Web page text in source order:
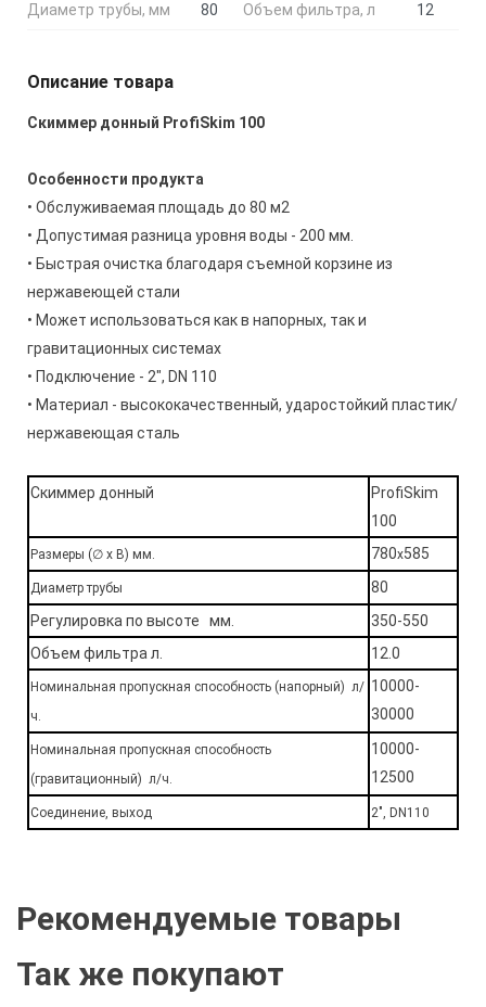
Диаметр трубы, мм 80 Объем фильтра, л 12
Описание товара
Скиммер донный ProfiSkim 100
Особенности продукта
• Обслуживаемая площадь до 80 м2
• Допустимая разница уровня воды - 200 мм.
• Быстрая очистка благодаря съемной корзине из
нержавеющей стали
• Может использоваться как в напорных, так и
гравитационных системах
• Подключение - 2", DN 110
• Материал - высококачественный, ударостойкий пластик/
нержавеющая сталь
Скиммер донный
ProfiSkim
100
Размеры (∅ х В) мм. 780х585
Диаметр трубы
80
Регулировка по высоте мм.
350-550
Объем фильтра л.
12.0
Номинальная пропускная способность (напорный) л/
ч.
10000-
30000
Номинальная пропускная способность
(гравитационный) л/ч.
10000-
12500
Соединение, выход 2", DN110
Рекомендуемые товары
Так же покупают